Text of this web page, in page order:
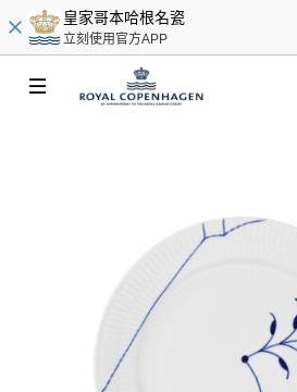
皇家哥本哈根名瓷
立刻使用官方APP